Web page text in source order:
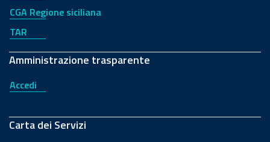
CGA Regione siciliana
TAR
Amministrazione trasparente
Accedi
Carta dei Servizi